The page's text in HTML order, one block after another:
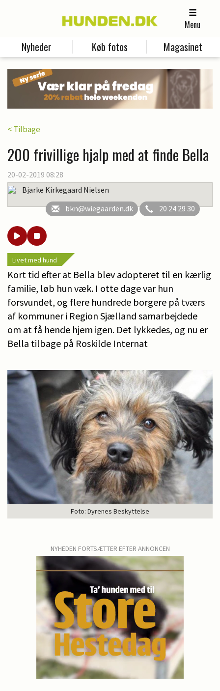
Menu
Nyheder Køb fotos Magasinet
< Tilbage
200 frivillige hjalp med at finde Bella
20-02-2019 08:28
Bjarke Kirkegaard Nielsen
bkn@wiegaarden.dk
20 24 29 30
Livet med hund
Kort tid efter at Bella blev adopteret til en kærlig
familie, løb hun væk. I otte dage var hun
forsvundet, og flere hundrede borgere på tværs
af kommuner i Region Sjælland samarbejdede
om at få hende hjem igen. Det lykkedes, og nu er
Bella tilbage på Roskilde Internat
Foto: Dyrenes Beskyttelse
NYHEDEN FORTSÆTTER EFTER ANNONCEN